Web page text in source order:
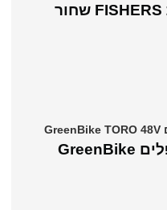
ארגז לאופניים חשמליות FISHERS שחור
אופניים חשמליים מתקפלים GreenBike